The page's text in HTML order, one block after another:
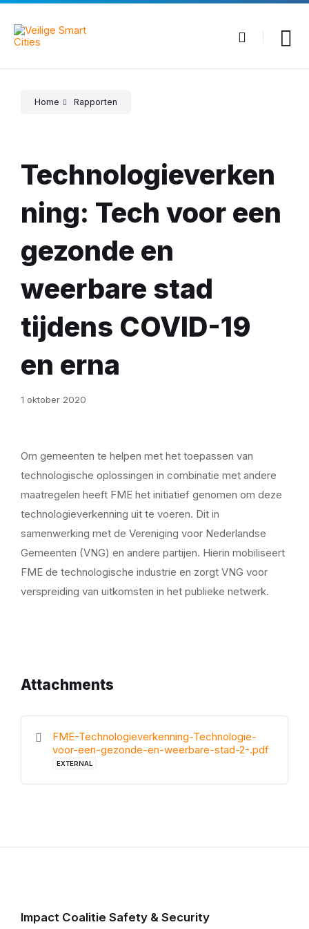
Skip
content
Skip
main
navigation
Skip
footer
Home Rapporten
Technologieverken
ning: Tech voor een
gezonde en
weerbare stad
tijdens COVID-19
en erna
1 oktober 2020
Om gemeenten te helpen met het toepassen van
technologische oplossingen in combinatie met andere
maatregelen heeft FME het initiatief genomen om deze
technologieverkenning uit te voeren. Dit in
samenwerking met de Vereniging voor Nederlandse
Gemeenten (VNG) en andere partijen. Hierin mobiliseert
FME de technologische industrie en zorgt VNG voor
verspreiding van uitkomsten in het publieke netwerk.
Attachments
FME-Technologieverkenning-Technologie-
voor-een-gezonde-en-weerbare-stad-2-.pdf
EXTERNAL
Impact Coalitie Safety & Security